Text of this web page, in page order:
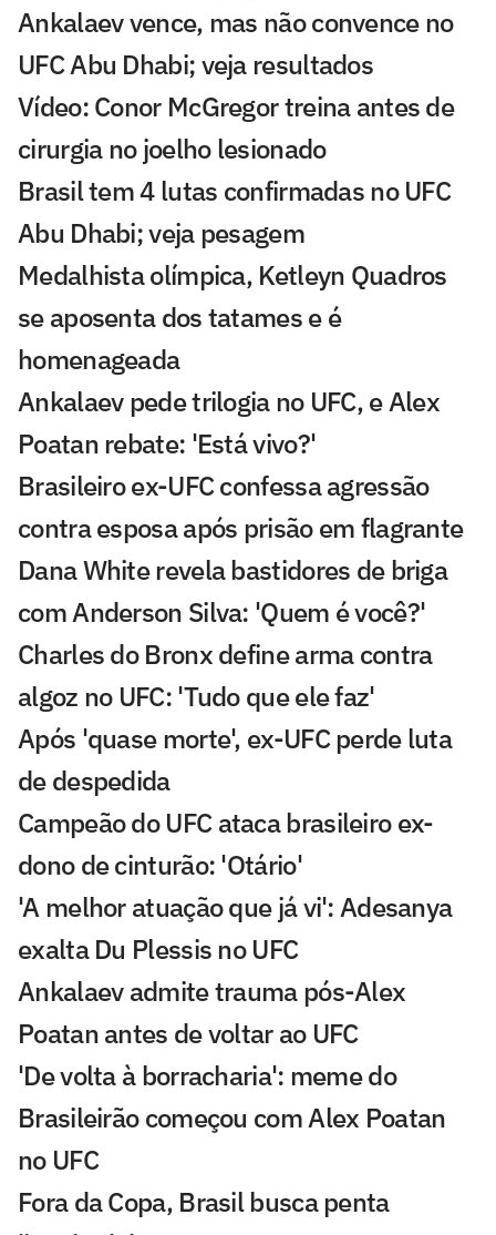
Ankalaev vence, mas não convence no
UFC Abu Dhabi; veja resultados
Vídeo: Conor McGregor treina antes de
cirurgia no joelho lesionado
Brasil tem 4 lutas confirmadas no UFC
Abu Dhabi; veja pesagem
Medalhista olímpica, Ketleyn Quadros
se aposenta dos tatames e é
homenageada
Ankalaev pede trilogia no UFC, e Alex
Poatan rebate: 'Está vivo?'
Brasileiro ex-UFC confessa agressão
contra esposa após prisão em flagrante
Dana White revela bastidores de briga
com Anderson Silva: 'Quem é você?'
Charles do Bronx define arma contra
algoz no UFC: 'Tudo que ele faz'
Após 'quase morte', ex-UFC perde luta
de despedida
Campeão do UFC ataca brasileiro ex-
dono de cinturão: 'Otário'
'A melhor atuação que já vi': Adesanya
exalta Du Plessis no UFC
Ankalaev admite trauma pós-Alex
Poatan antes de voltar ao UFC
'De volta à borracharia': meme do
Brasileirão começou com Alex Poatan
no UFC
Fora da Copa, Brasil busca penta